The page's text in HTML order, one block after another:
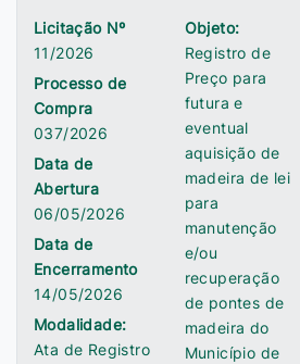
Licitação Nº
11/2026
Processo de
Compra
037/2026
Data de
Abertura
06/05/2026
Data de
Encerramento
14/05/2026
Modalidade:
Ata de Registro
Objeto:
Registro de
Preço para
futura e
eventual
aquisição de
madeira de lei
para
manutenção
e/ou
recuperação
de pontes de
madeira do
Município de